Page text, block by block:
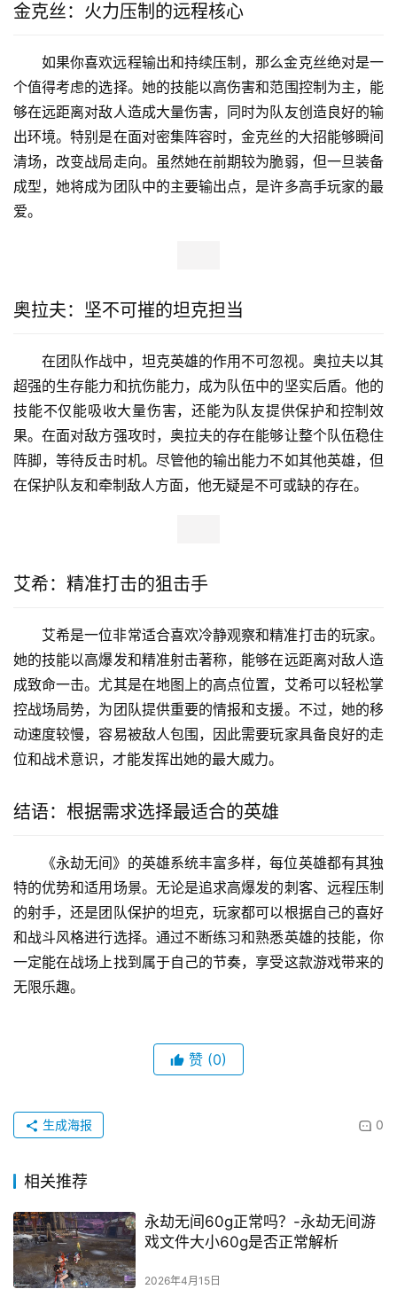
金克丝：火力压制的远程核心
如果你喜欢远程输出和持续压制，那么金克丝绝对是一
个值得考虑的选择。她的技能以高伤害和范围控制为主，能
够在远距离对敌人造成大量伤害，同时为队友创造良好的输
出环境。特别是在面对密集阵容时，金克丝的大招能够瞬间
清场，改变战局走向。虽然她在前期较为脆弱，但一旦装备
成型，她将成为团队中的主要输出点，是许多高手玩家的最
爱。
奥拉夫：坚不可摧的坦克担当
在团队作战中，坦克英雄的作用不可忽视。奥拉夫以其
超强的生存能力和抗伤能力，成为队伍中的坚实后盾。他的
技能不仅能吸收大量伤害，还能为队友提供保护和控制效
果。在面对敌方强攻时，奥拉夫的存在能够让整个队伍稳住
阵脚，等待反击时机。尽管他的输出能力不如其他英雄，但
在保护队友和牵制敌人方面，他无疑是不可或缺的存在。
艾希：精准打击的狙击手
艾希是一位非常适合喜欢冷静观察和精准打击的玩家。
她的技能以高爆发和精准射击著称，能够在远距离对敌人造
成致命一击。尤其是在地图上的高点位置，艾希可以轻松掌
控战场局势，为团队提供重要的情报和支援。不过，她的移
动速度较慢，容易被敌人包围，因此需要玩家具备良好的走
位和战术意识，才能发挥出她的最大威力。
结语：根据需求选择最适合的英雄
《永劫无间》的英雄系统丰富多样，每位英雄都有其独
特的优势和适用场景。无论是追求高爆发的刺客、远程压制
的射手，还是团队保护的坦克，玩家都可以根据自己的喜好
和战斗风格进行选择。通过不断练习和熟悉英雄的技能，你
一定能在战场上找到属于自己的节奏，享受这款游戏带来的
无限乐趣。
赞 (0)
0
生成海报
相关推荐
永劫无间60g正常吗？-永劫无间游
戏文件大小60g是否正常解析
2026年4月15日